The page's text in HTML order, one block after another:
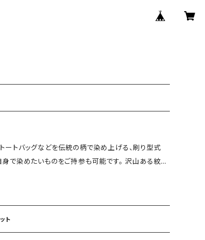
ートバッグなどを伝統の柄で染め上げる、刷り型式
で染めたいものをご持参も可能です。 沢山ある紋様
(型紙は数十通りの紋様とサイズも数種類あ
ト